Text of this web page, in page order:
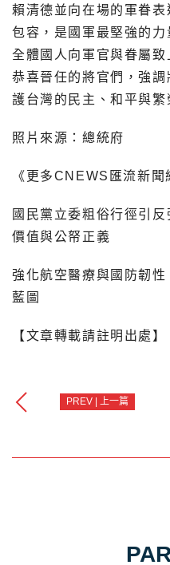
賴清德並向在場的軍眷
包容，是國軍最堅強的
全體國人向軍官與眷屬
恭喜晉任的將官們，強
護台灣的民主、和平與繁
照片來源：總統府
《更多CNEWS匯流新聞
國民黨立委粗俗行徑引
價值與公帑正義
強化航空醫療與國防韌
藍圖
【文章轉載請註明出處】
PREV | 上一篇